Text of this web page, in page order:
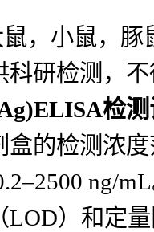
，小鼠，
科研检测，
检
盒的检测浓
ng/
LOD）和定